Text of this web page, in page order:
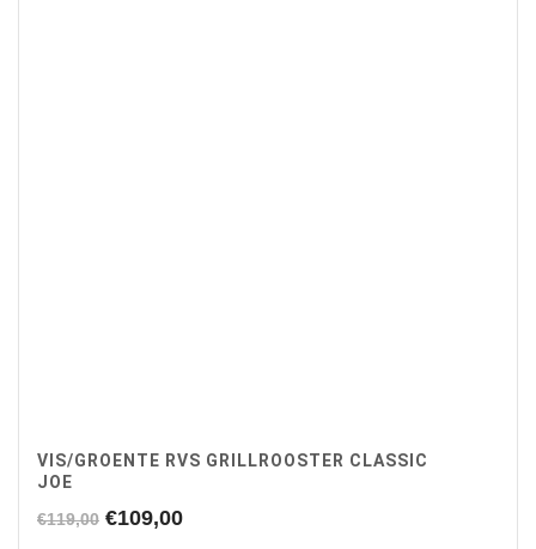
VIS/GROENTE RVS GRILLROOSTER CLASSIC
JOE
€119,00 Oorspronkelijke
€109,00Huidige